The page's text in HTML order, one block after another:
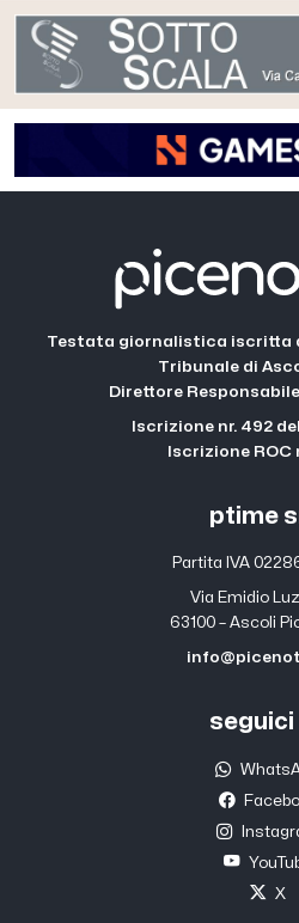
Testata giornalistica iscritta
Tribunale di
Direttore
Iscrizione nr. 492
Iscrizione ROC
ptime
Partita IVA
Via Emidio
63100 – Ascoli
seguici
X